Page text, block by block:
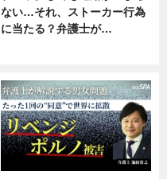
ない…それ、ストーカー行為
に当たる？弁護士が…